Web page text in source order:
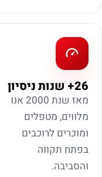
26+ שנות ניסיון
מאז שנת 2000 אנו
מלווים, מטפלים
ומוכרים לרוכבים
בפתח תקווה
והסביבה.